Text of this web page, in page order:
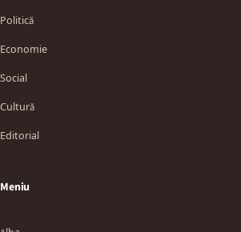
Politică
Economie
Social
Cultură
Editorial
Meniu